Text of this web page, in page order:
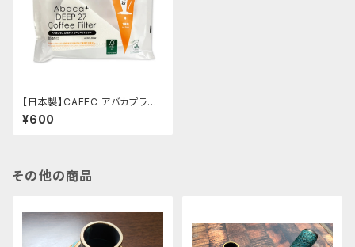
【日本製】CAFEC アバカプラス
DEEP27フィルター JAFD27-1
00W
¥600
その他の商品